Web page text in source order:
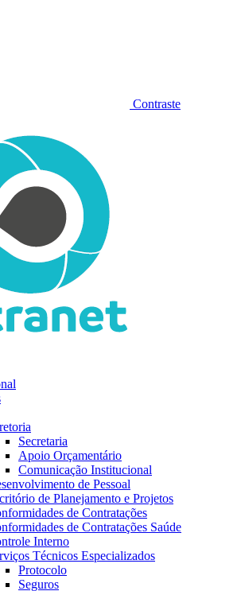
Contraste
Secretaria
Apoio Orçamentário
Comunicação Institucional
de Pessoal
de Planejamento e Projetos
de Contratações
de Contratações Saúde
Interno
Técnicos Especializados
Protocolo
Seguros